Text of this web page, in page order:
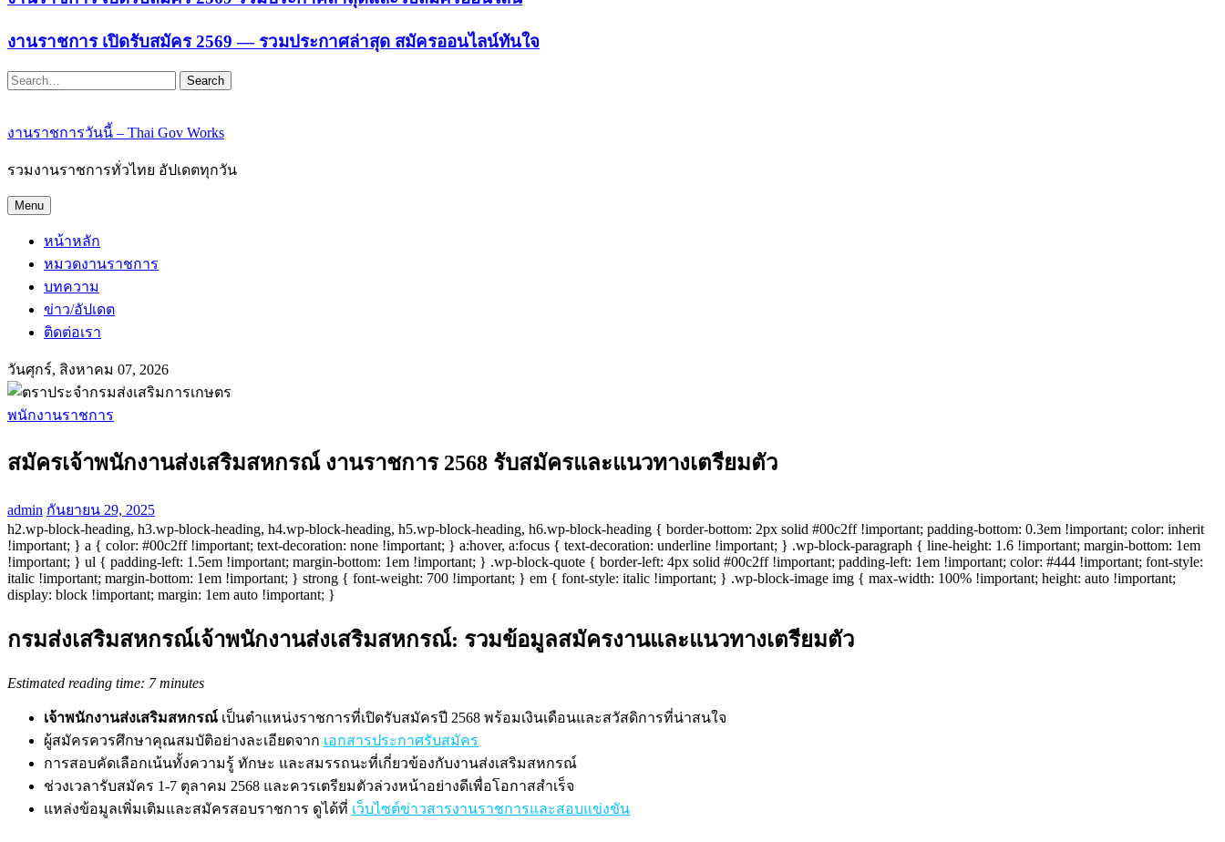
งานราชการ เปิดรับสมัคร 2569 — รวมประกาศล่าสุด สมัครออนไลน์ทันใจ
Search
งานราชการวันนี้ – Thai Gov Works
รวมงานราชการทั่วไทย อัปเดตทุกวัน
Menu
หน้าหลัก
หมวดงานราชการ
บทความ
ข่าว/อัปเดต
ติดต่อเรา
วันศุกร์, สิงหาคม 07, 2026
พนักงานราชการ
สมัครเจ้าพนักงานส่งเสริมสหกรณ์ งานราชการ 2568 รับสมัครและแนวทางเตรียมตัว
admin กันยายน 29, 2025
h2.wp-block-heading, h3.wp-block-heading, h4.wp-block-heading, h5.wp-block-heading, h6.wp-block-heading { border-bottom: 2px solid #00c2ff !important; padding-bottom: 0.3em !important; color: inherit
!important; } a { color: #00c2ff !important; text-decoration: none !important; } a:hover, a:focus { text-decoration: underline !important; } .wp-block-paragraph { line-height: 1.6 !important; margin-bottom: 1em
!important; } ul { padding-left: 1.5em !important; margin-bottom: 1em !important; } .wp-block-quote { border-left: 4px solid #00c2ff !important; padding-left: 1em !important; color: #444 !important; font-style:
italic !important; margin-bottom: 1em !important; } strong { font-weight: 700 !important; } em { font-style: italic !important; } .wp-block-image img { max-width: 100% !important; height: auto !important;
display: block !important; margin: 1em auto !important; }
กรมส่งเสริมสหกรณ์เจ้าพนักงานส่งเสริมสหกรณ์: รวมข้อมูลสมัครงานและแนวทางเตรียมตัว
Estimated reading time: 7 minutes
เจ้าพนักงานส่งเสริมสหกรณ์ เป็นตำแหน่งราชการที่เปิดรับสมัครปี 2568 พร้อมเงินเดือนและสวัสดิการที่น่าสนใจ
ผู้สมัครควรศึกษาคุณสมบัติอย่างละเอียดจาก เอกสารประกาศรับสมัคร
การสอบคัดเลือกเน้นทั้งความรู้ ทักษะ และสมรรถนะที่เกี่ยวข้องกับงานส่งเสริมสหกรณ์
ช่วงเวลารับสมัคร 1-7 ตุลาคม 2568 และควรเตรียมตัวล่วงหน้าอย่างดีเพื่อโอกาสสำเร็จ
แหล่งข้อมูลเพิ่มเติมและสมัครสอบราชการ ดูได้ที่ เว็บไซต์ข่าวสารงานราชการและสอบแข่งขัน